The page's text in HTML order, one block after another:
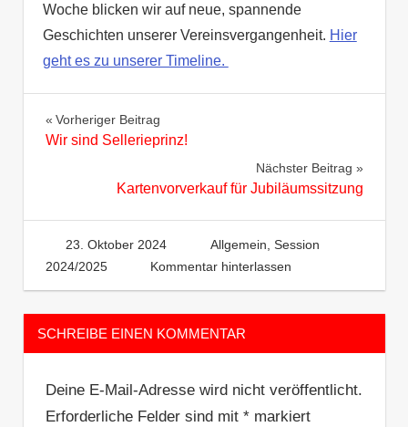
Woche blicken wir auf neue, spannende
Geschichten unserer Vereinsvergangenheit. Hier
geht es zu unserer Timeline.
Beitragsnavigation
Vorheriger Beitrag
Wir sind Sellerieprinz!
Nächster Beitrag
Kartenvorverkauf für Jubiläumssitzung
23. Oktober 2024 Heinzelm
Allgemein Session
2024/2025
Kommentar hinterlassen
SCHREIBE EINEN KOMMENTAR
Deine E-Mail-Adresse wird nicht veröffentlicht.
Erforderliche Felder sind mit *markiert